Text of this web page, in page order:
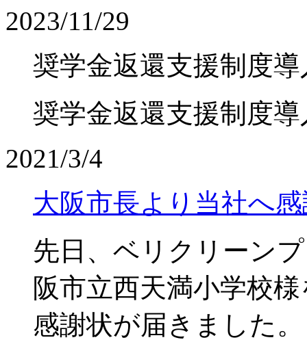
2023/11/29
奨学金返還支援制度
奨学金返還支援制度
2021/3/4
大阪市長より当社へ
先日、ベリクリーン
阪市立西天満小学校
感謝状が届きました。